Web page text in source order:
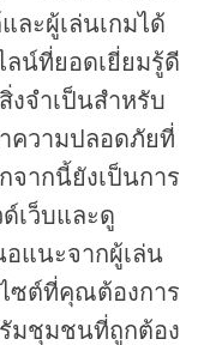
ละผู้เล่นเกมได้
น์ที่ยอดเยี่ยมรู้ดี
งจำเป็นสำหรับ
ความปลอดภัยที่
จากนี้ยังเป็นการ
เว็บและดู
แนะจากผู้เล่น
ไซต์ที่คุณต้องการ
มชุมชนที่ถูกต้อง